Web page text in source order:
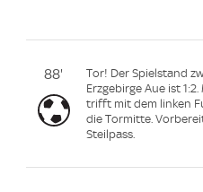
88'
Tor! Der Spielstand
Erzgebirge Aue ist
trifft mit dem linken
die Tormitte.
Steilpass.